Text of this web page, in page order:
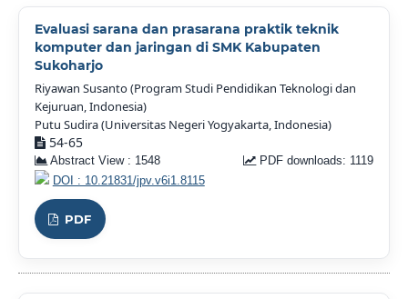
Evaluasi sarana dan prasarana praktik teknik
komputer dan jaringan di SMK Kabupaten
Sukoharjo
Riyawan Susanto (Program Studi Pendidikan Teknologi dan
Kejuruan, Indonesia)
Putu Sudira (Universitas Negeri Yogyakarta, Indonesia)
54-65
Abstract View : 1548
PDF downloads: 1119
DOI : 10.21831/jpv.v6i1.8115
PDF